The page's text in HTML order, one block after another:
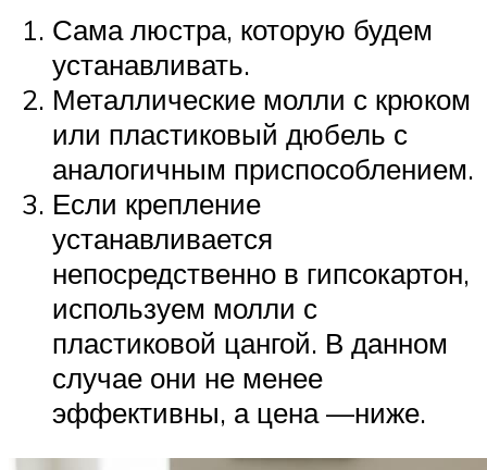
Сама люстра, которую будем
устанавливать.
Металлические молли с крюком
или пластиковый дюбель с
аналогичным приспособлением.
Если крепление
устанавливается
непосредственно в гипсокартон,
используем молли с
пластиковой цангой. В данном
случае они не менее
эффективны, а цена —ниже.